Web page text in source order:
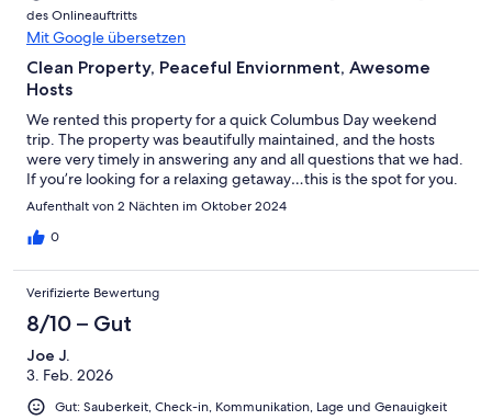
des Onlineauftritts
Mit Google übersetzen
Clean Property, Peaceful Enviornment, Awesome
Hosts
We rented this property for a quick Columbus Day weekend
trip. The property was beautifully maintained, and the hosts
were very timely in answering any and all questions that we had.
If you’re looking for a relaxing getaway…this is the spot for you.
Aufenthalt von 2 Nächten im Oktober 2024
0
Verifizierte Bewertung
8/10 – Gut
Joe J.
3. Feb. 2026
Gut: Sauberkeit, Check-in, Kommunikation, Lage und Genauigkeit